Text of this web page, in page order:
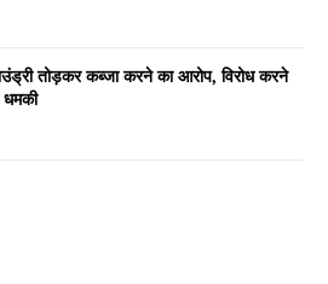
तोड़कर कब्जा करने का आरोप, विरोध करने
धमकी